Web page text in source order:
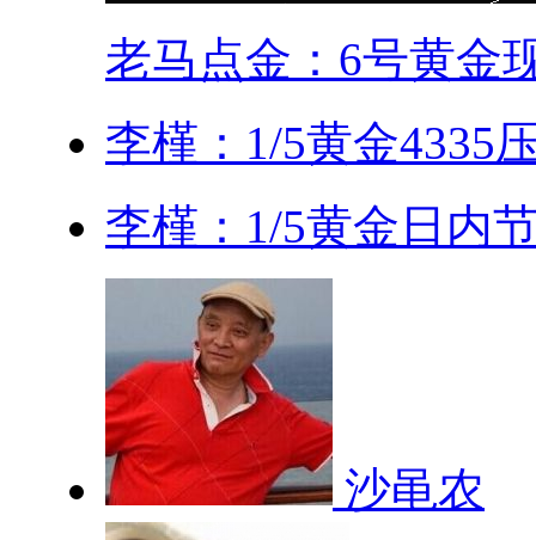
老马点金：6号黄金
李槿：1/5黄金4335
李槿：1/5黄金日内
沙黾农